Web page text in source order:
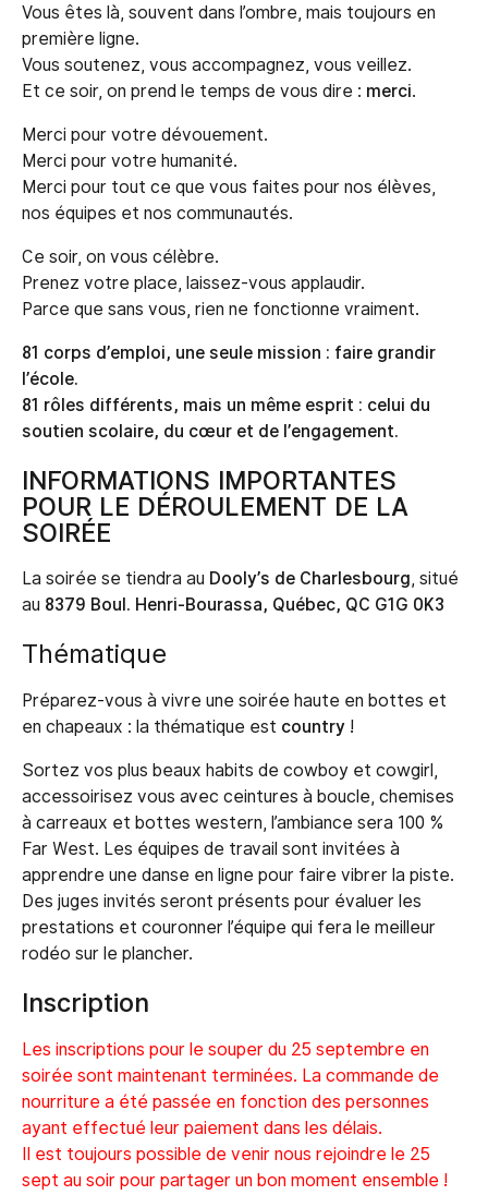
Vous êtes là, souvent dans l’ombre, mais toujours en
première ligne.
Vous soutenez, vous accompagnez, vous veillez.
Et ce soir, on prend le temps de vous dire : merci.
Merci pour votre dévouement.
Merci pour votre humanité.
Merci pour tout ce que vous faites pour nos élèves,
nos équipes et nos communautés.
Ce soir, on vous célèbre.
Prenez votre place, laissez-vous applaudir.
Parce que sans vous, rien ne fonctionne vraiment.
81 corps d’emploi, une seule mission : faire grandir
l’école.
81 rôles différents, mais un même esprit : celui du
soutien scolaire, du cœur et de l’engagement.
INFORMATIONS IMPORTANTES
POUR LE DÉROULEMENT DE LA
SOIRÉE
La soirée se tiendra au Dooly’s de Charlesbourg, situé
au 8379 Boul. Henri-Bourassa, Québec, QC G1G 0K3
Thématique
Préparez-vous à vivre une soirée haute en bottes et
en chapeaux : la thématique est country !
Sortez vos plus beaux habits de cowboy et cowgirl,
accessoirisez vous avec ceintures à boucle, chemises
à carreaux et bottes western, l’ambiance sera 100 %
Far West. Les équipes de travail sont invitées à
apprendre une danse en ligne pour faire vibrer la piste.
Des juges invités seront présents pour évaluer les
prestations et couronner l’équipe qui fera le meilleur
rodéo sur le plancher.
Inscription
Les inscriptions pour le souper du 25 septembre en
soirée sont maintenant terminées. La commande de
nourriture a été passée en fonction des personnes
ayant effectué leur paiement dans les délais.
Il est toujours possible de venir nous rejoindre le 25
sept au soir pour partager un bon moment ensemble !